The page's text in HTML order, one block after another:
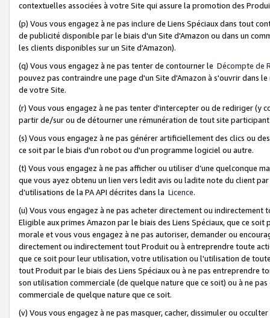
contextuelles associées à votre Site qui assure la promotion des
(p) Vous vous engagez à ne pas inclure de Liens Spéciaux dans tout
de publicité disponible par le biais d'un Site d'Amazon ou dans un
les clients disponibles sur un Site d'Amazon).
(q) Vous vous engagez à ne pas tenter de contourner le Décompte de
pouvez pas contraindre une page d'un Site d'Amazon à s'ouvrir dans
de votre Site.
(r) Vous vous engagez à ne pas tenter d'intercepter ou de rediriger
partir de/sur ou de détourner une rémunération de tout site
(s) Vous vous engagez à ne pas générer artificiellement des clics ou
ce soit par le biais d'un robot ou d'un programme logiciel ou autre.
(t) Vous vous engagez à ne pas afficher ou utiliser d’une quelconque
que vous ayez obtenu un lien vers ledit avis ou ladite note du client
d’utilisations de la PA API décrites dans la Licence.
(u) Vous vous engagez à ne pas acheter directement ou
Eligible aux primes Amazon par le biais des Liens Spéciaux, que ce
morale et vous vous engagez à ne pas autoriser, demander ou
directement ou indirectement tout Produit ou à entreprendre toute
que ce soit pour leur utilisation, votre utilisation ou l'utilisation de
tout Produit par le biais des Liens Spéciaux ou à ne pas entreprendre
son utilisation commerciale (de quelque nature que ce soit) ou à ne
commerciale de quelque nature que ce soit.
(v) Vous vous engagez à ne pas masquer, cacher, dissimuler ou